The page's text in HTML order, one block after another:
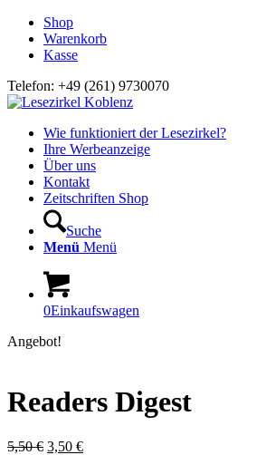
Shop
Warenkorb
Kasse
Telefon: +49 (261) 9730070
Wie funktioniert der Lesezirkel?
Ihre Werbeanzeige
Über uns
Kontakt
Zeitschriften Shop
Suche
Menü Menü
0Einkaufswagen
Angebot!
Readers Digest
5,50€ Ursprünglicher
3,50 €Aktueller